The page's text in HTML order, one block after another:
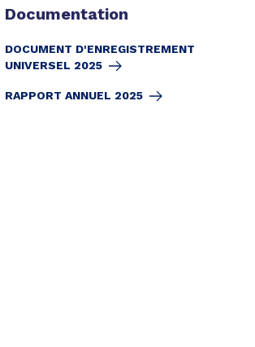
Documentation
DOCUMENT D'ENREGISTREMENT
UNIVERSEL 2025
RAPPORT ANNUEL 2025